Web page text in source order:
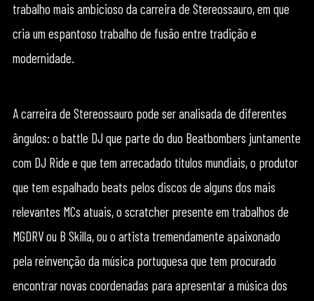
trabalho mais ambicioso da carreira de Stereossauro, em que
cria um espantoso trabalho de fusão entre tradição e
modernidade.
A carreira de Stereossauro pode ser analisada de diferentes
ângulos: o battle DJ que parte do duo Beatbombers juntamente
com DJ Ride e que tem arrecadado títulos mundiais, o produtor
que tem espalhado beats pelos discos de alguns dos mais
relevantes MCs atuais, o scratcher presente em trabalhos de
MGDRV ou B Skilla, ou o artista tremendamente apaixonado
pela reinvenção da música portuguesa que tem procurado
encontrar novas coordenadas para apresentar a música dos